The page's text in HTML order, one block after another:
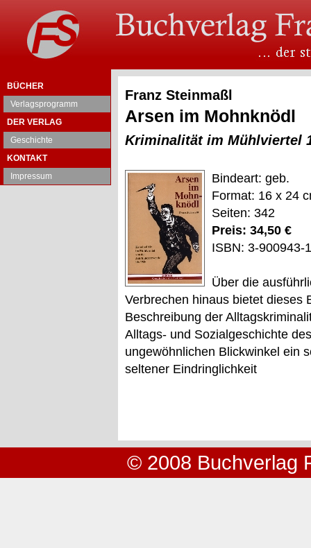
BÜCHER
Verlagsprogramm
DER VERLAG
Geschichte
KONTAKT
Impressum
Franz Steinmaßl
Arsen im Mohnknödl
Kriminalität im Mühlviertel
Bindeart: geb.
Format: 16 x 24
Seiten: 342
Preis: 34,50 €
ISBN: 3-900943-
Über die
Verbrechen hinaus bietet dieses
Beschreibung der
Alltags- und Sozialgeschichte
ungewöhnlichen Blickwinkel ein
seltener Eindringlichkeit
© 2008 Buchverlag